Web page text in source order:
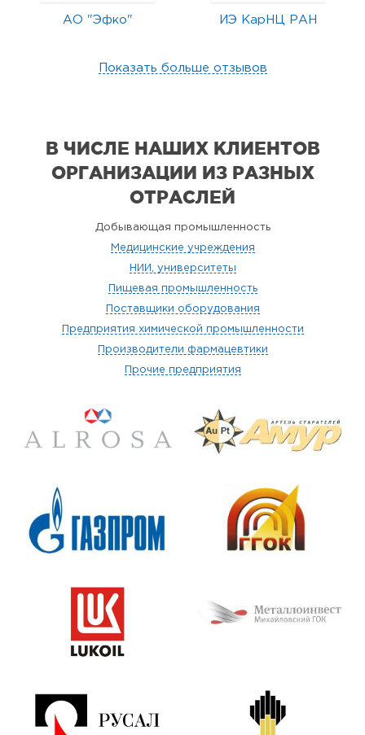
АО "Эфко" ИЭ КарНЦ РАН
Показать больше отзывов
В ЧИСЛЕ НАШИХ КЛИЕНТОВ
ОРГАНИЗАЦИИ ИЗ РАЗНЫХ
ОТРАСЛЕЙ
Добывающая промышленность
Медицинские учреждения
НИИ, университеты
Пищевая промышленность
Поставщики оборудования
Предприятия химической промышленности
Производители фармацевтики
Прочие предприятия